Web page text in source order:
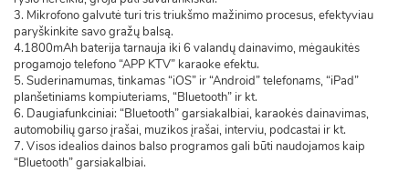
3. Mikrofono galvutė turi tris triukšmo mažinimo procesus, efektyviau
paryškinkite savo gražų balsą.
4.1800mAh baterija tarnauja iki 6 valandų dainavimo, mėgaukitės
progamojo telefono “APP KTV” karaoke efektu.
5. Suderinamumas, tinkamas “iOS” ir “Android” telefonams, “iPad”
planšetiniams kompiuteriams, “Bluetooth” ir kt.
6. Daugiafunkciniai: “Bluetooth” garsiakalbiai, karaokės dainavimas,
automobilių garso įrašai, muzikos įrašai, interviu, podcastai ir kt.
7. Visos idealios dainos balso programos gali būti naudojamos kaip
“Bluetooth” garsiakalbiai.